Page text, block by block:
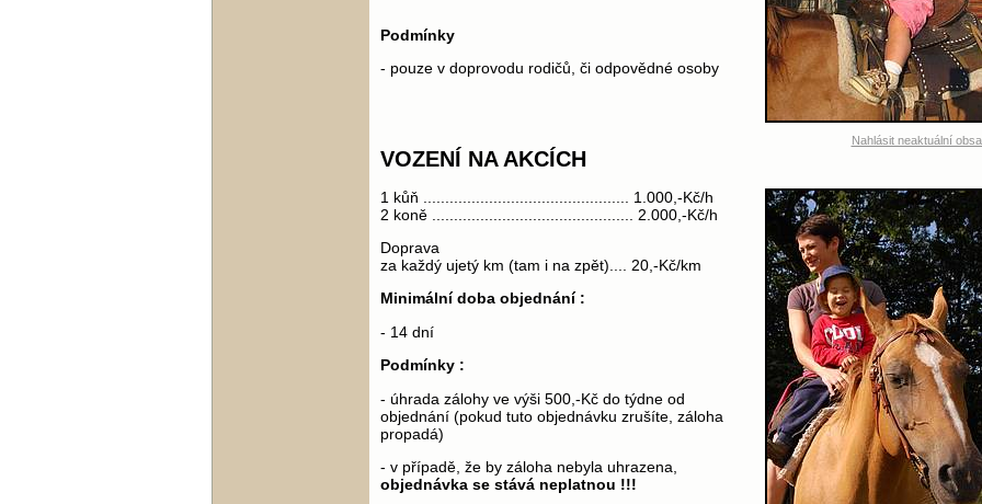
Podmínky
- pouze v doprovodu rodičů, či odpovědné osoby
Nahlásit neaktuální
VOZENÍ NA AKCÍCH
1 kůň ............................................... 1.000,-Kč/h
2 koně .............................................. 2.000,-Kč/h
Doprava
za každý ujetý km (tam i na zpět).... 20,-Kč/km
Minimální doba objednání :
- 14 dní
Podmínky :
- úhrada zálohy ve výši 500,-Kč do týdne od
objednání (pokud tuto objednávku zrušíte, záloha
propadá)
- v případě, že by záloha nebyla uhrazena,
objednávka se stává neplatnou !!!